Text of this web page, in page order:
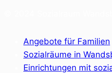
Angebote für Familien
Sozialräume in
Einrichtungen mit